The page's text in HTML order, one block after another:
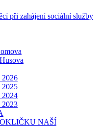
při zahájení sociální služby
2026
2025
2024
2023
NAŠÍ